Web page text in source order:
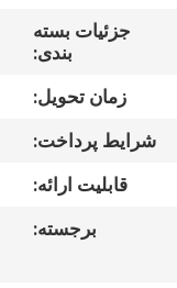
کنترل
کیفیت
تماس
جزئیات بسته
بندی:
زمان تحویل:
شرایط پرداخت:
قابلیت ارائه:
برجسته: